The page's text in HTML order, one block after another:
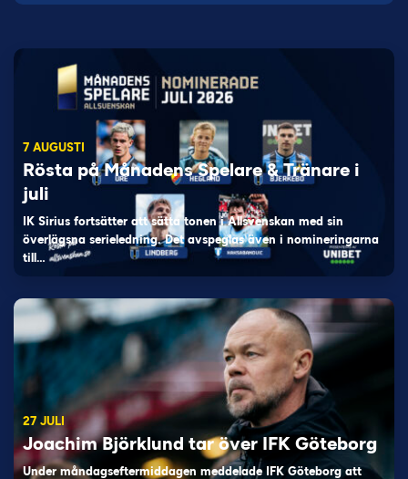
7 AUGUSTI
Rösta på Månadens Spelare & Tränare i
juli
IK Sirius fortsätter att sätta tonen i Allsvenskan med sin
överlägsna serieledning. Det avspeglas även i nomineringarna
till…
27 JULI
Joachim Björklund tar över IFK Göteborg
Under måndagseftermiddagen meddelade IFK Göteborg att